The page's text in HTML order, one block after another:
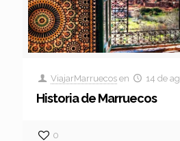
ViajarMarruecos en 14 de
Historia de Marruecos
0